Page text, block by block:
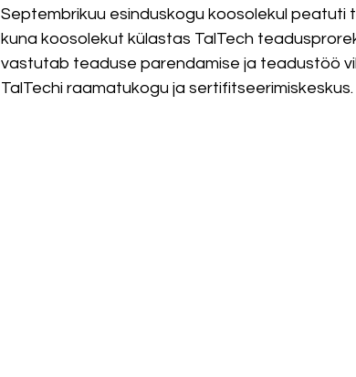
Septembrikuu esinduskogu koosolekul
kuna koosolekut külastas TalTech
vastutab teaduse parendamise ja teadustöö
TalTechi raamatukogu ja sertifitseerimiskeskus.